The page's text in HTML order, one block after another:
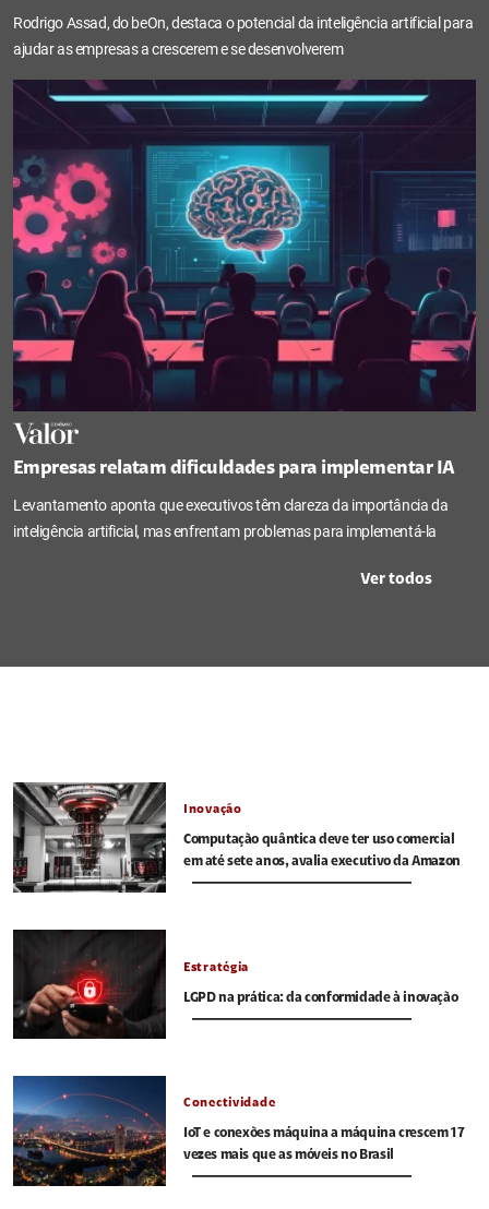
Rodrigo Assad, do beOn, destaca o potencial da inteligência artificial para
ajudar as empresas a crescerem e se desenvolverem
Empresas relatam dificuldades para implementar IA
Levantamento aponta que executivos têm clareza da importância da
inteligência artificial, mas enfrentam problemas para implementá-la
Ver todos
Inovação
Computação quântica deve ter uso comercial
em até sete anos, avalia executivo da Amazon
Estratégia
LGPD na prática: da conformidade à inovação
Conectividade
IoT e conexões máquina a máquina crescem 17
vezes mais que as móveis no Brasil